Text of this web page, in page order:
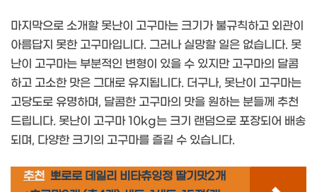
마지막으로 소개할 못난이 고구마는 크기가 불규칙하고 외관이
아름답지 못한 고구마입니다. 그러나 실망할 일은 없습니다. 못
난이 고구마는 부분적인 변형이 있을 수 있지만 고구마의 달콤
하고 고소한 맛은 그대로 유지됩니다. 더구나, 못난이 고구마는
고당도로 유명하며, 달콤한 고구마의 맛을 원하는 분들께 추천
드립니다. 못난이 고구마 10kg는 크기 랜덤으로 포장되어 배송
되며, 다양한 크기의 고구마를 즐길 수 있습니다.
추천 뽀로로 데일리 비타츄잉정 딸기맛2개